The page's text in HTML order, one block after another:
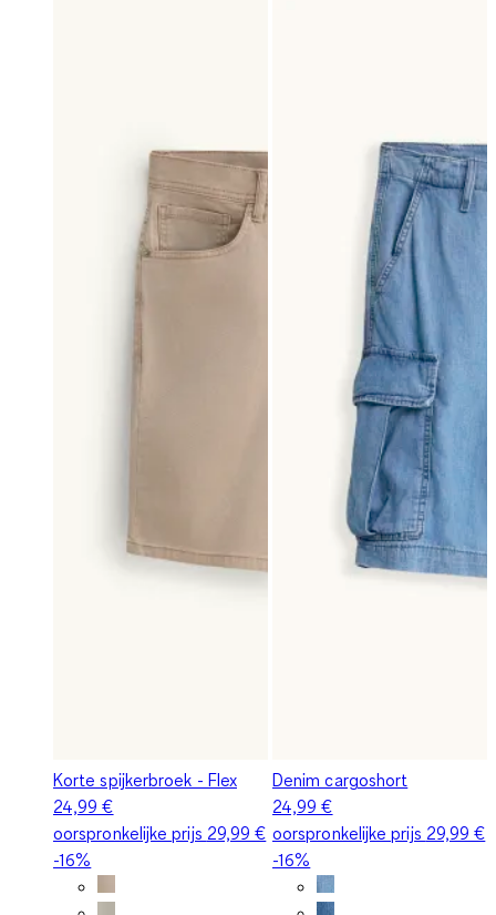
Korte spijkerbroek - Flex
24,99 €
oorspronkelijke prijs 29,99 €
-16%
Denim cargoshort
24,99 €
oorspronkelijke prijs 29,99 €
-16%